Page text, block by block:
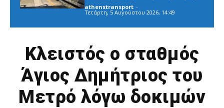
athenstransport -
Τετάρτη, 5 Αυγούστου 2026, 14:49
Κλειστός ο σταθμός
Άγιος Δημήτριος του
Μετρό λόγω δοκιμών